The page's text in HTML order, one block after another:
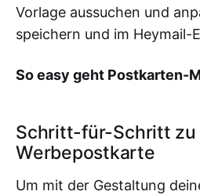
Vorlage aussuchen und
speichern und im Heymail-
So easy geht Postkarten-
Schritt-für-Schritt zu
Werbepostkarte
Um mit der Gestaltung